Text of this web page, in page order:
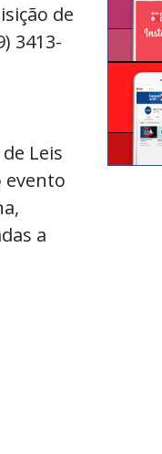
de
3413-
Leis
evento
a